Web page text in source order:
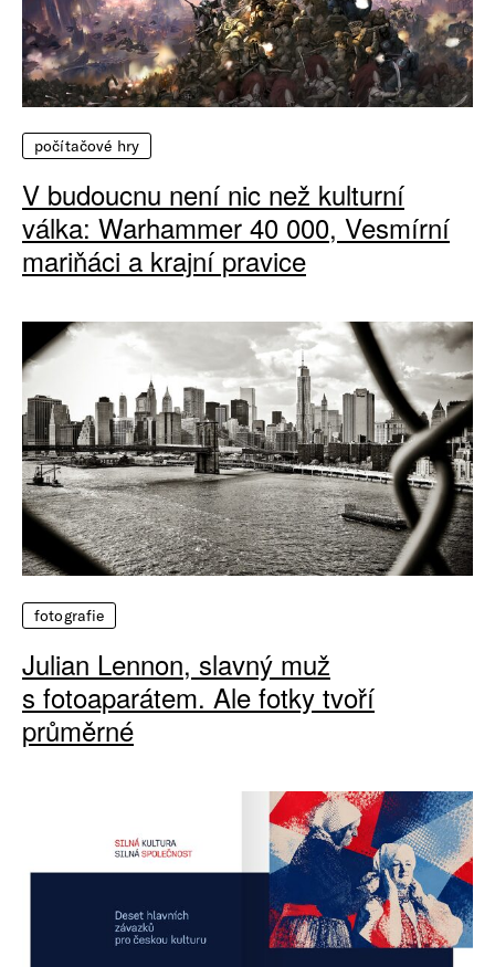
počítačové hry
V budoucnu není nic než kulturní
válka: Warhammer 40 000, Vesmírní
mariňáci a krajní pravice
fotografie
Julian Lennon, slavný muž
s fotoaparátem. Ale fotky tvoří
průměrné